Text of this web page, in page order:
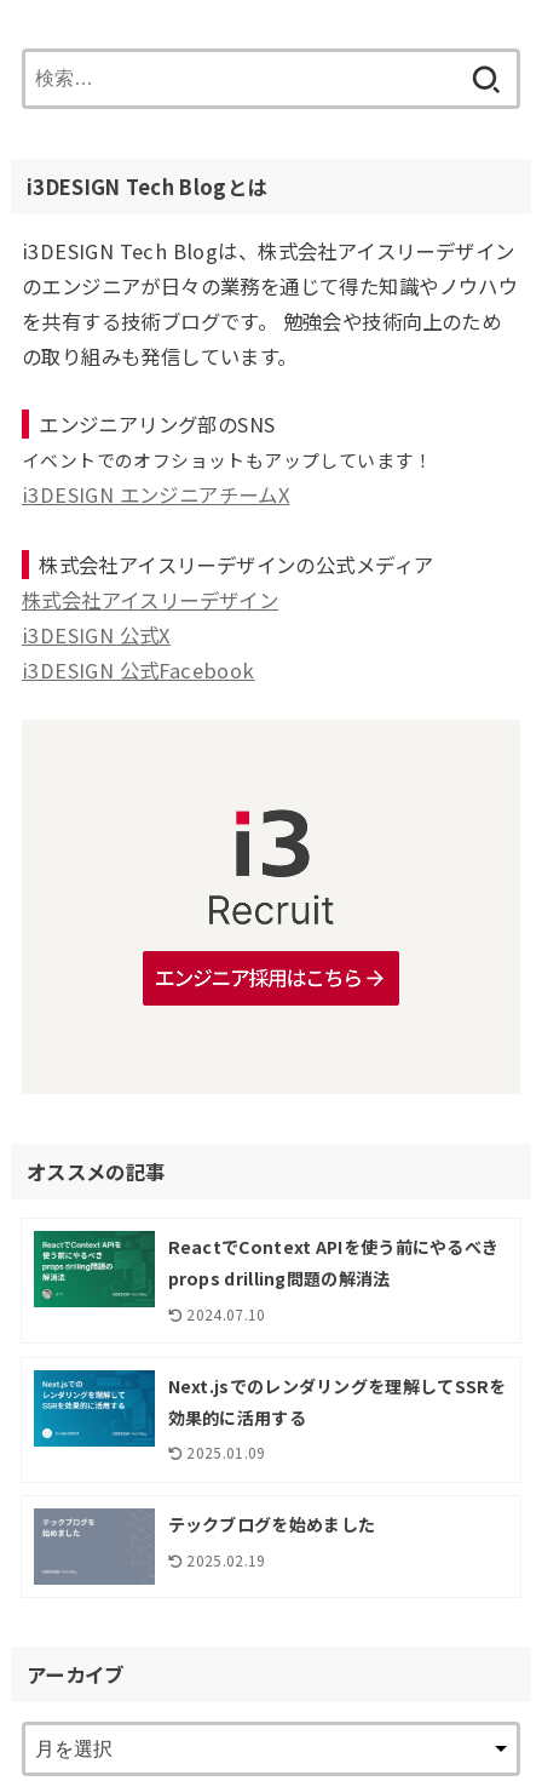
索:
i3DESIGN Tech Blogとは
i3DESIGN Tech Blogは、株式会社アイスリーデザイン
のエンジニアが日々の業務を通じて得た知識やノウハウ
を共有する技術ブログです。 勉強会や技術向上のため
の取り組みも発信しています。
エンジニアリング部のSNS
イベントでのオフショットもアップしています！
i3DESIGN エンジニアチームX
株式会社アイスリーデザインの公式メディア
株式会社アイスリーデザイン
i3DESIGN 公式X
i3DESIGN 公式Facebook
オススメの記事
ReactでContext APIを使う前にやるべき
props drilling問題の解消法
2024.07.10
Next.jsでのレンダリングを理解してSSRを
効果的に活用する
2025.01.09
テックブログを始めました
2025.02.19
アーカイブ